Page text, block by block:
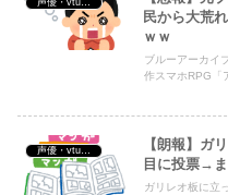
民から大荒
ｗｗ
ブルーアーカイ
作スマホRPG「
【朗報】ガ
目に投票→
ガリレオ板に立